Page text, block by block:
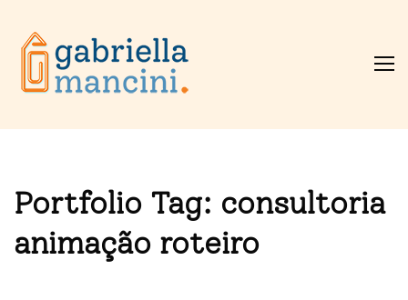
Portfolio Tag: consultoria
animação roteiro